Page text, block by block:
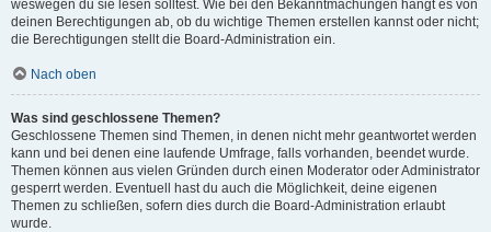
weswegen du sie lesen solltest. Wie bei den Bekanntmachungen hängt es von
deinen Berechtigungen ab, ob du wichtige Themen erstellen kannst oder nicht;
die Berechtigungen stellt die Board-Administration ein.
Nach oben
Was sind geschlossene Themen?
Geschlossene Themen sind Themen, in denen nicht mehr geantwortet werden
kann und bei denen eine laufende Umfrage, falls vorhanden, beendet wurde.
Themen können aus vielen Gründen durch einen Moderator oder Administrator
gesperrt werden. Eventuell hast du auch die Möglichkeit, deine eigenen
Themen zu schließen, sofern dies durch die Board-Administration erlaubt
wurde.